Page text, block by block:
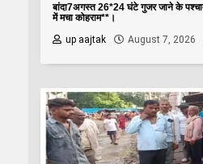
बांदा7अगस्त 26*24 घंटे गुजर जाने के पश्चात
में मचा कोहराम**।
up aajtak
August 7, 2026